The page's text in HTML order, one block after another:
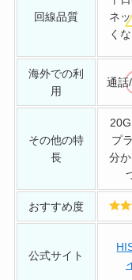
回線品質
ネ
く
海外での利
用
通話
その他の特
長
プ
分
おすすめ度
公式サイト